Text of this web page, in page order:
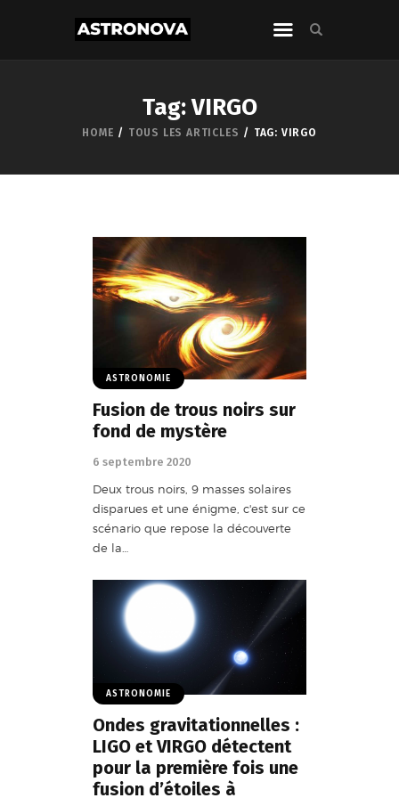
Tag: VIRGO
HOME TOUS LES ARTICLES TAG: VIRGO
ASTRONOMIE
Fusion de trous noirs sur
fond de mystère
6 septembre 2020
Deux trous noirs, 9 masses solaires
disparues et une énigme, c'est sur ce
scénario que repose la découverte
de la…
ASTRONOMIE
Ondes gravitationnelles :
LIGO et VIRGO détectent
pour la première fois une
fusion d’étoiles à